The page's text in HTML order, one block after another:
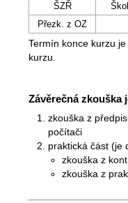
ŠZŘ
Přezk. z OZ
Termín konce kurzu
kurzu.
Závěrečná zkouška
zkouška z
počítači
praktická část (je
zkouška z
zkouška z